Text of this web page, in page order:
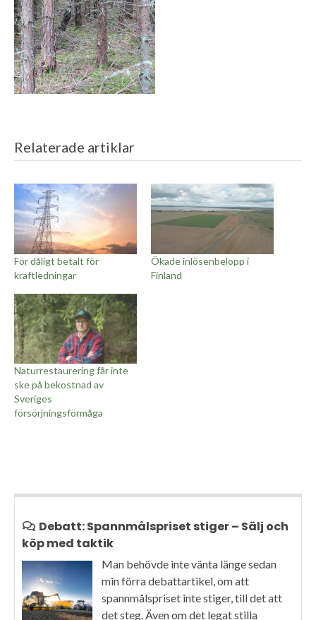
Relaterade artiklar
För dåligt betalt för
kraftledningar
Ökade inlösenbelopp i
Finland
Naturrestaurering får inte
ske på bekostnad av
Sveriges
försörjningsförmåga
Debatt: Spannmålspriset stiger – Sälj och
köp med taktik
Man behövde inte vänta länge sedan
min förra debattartikel, om att
spannmålspriset inte stiger, till det att
det steg. Även om det legat stilla